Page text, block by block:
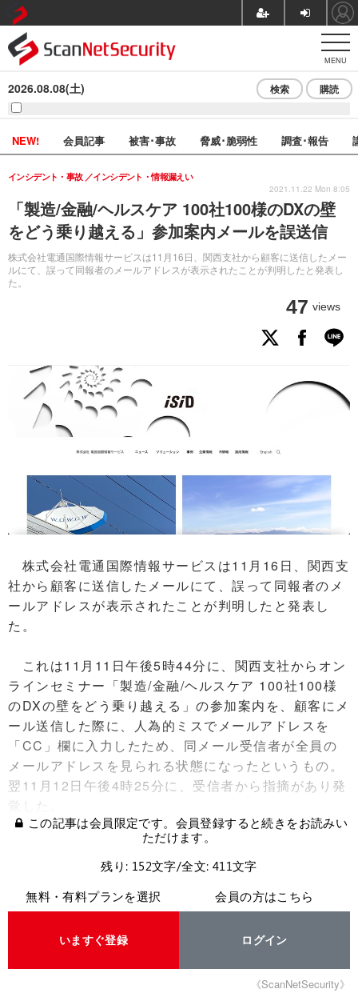
MENU
2026.08.08(土) 検索 購読
NEW! 会員記事 被害･事故 脅威･脆弱性 調査･報告
「製造/金融/ヘルスケア 100社100様のDXの壁
をどう乗り越える」参加案内メールを誤送信
株式会社電通国際情報サービスは11月16日、関西支社から顧客に送信したメー
ルにて、誤って同報者のメールアドレスが表示されたことが判明したと発表し
た。
インシデント・事故 インシデント・情報漏えい
47 views
2021.11.22 Mon 8:05
株式会社電通国際情報サービスは11月16日、関西支
社から顧客に送信したメールにて、誤って同報者のメ
ールアドレスが表示されたことが判明したと発表し
た。
これは11月11日午後5時44分に、関西支社からオン
ラインセミナー「製造/金融/ヘルスケア 100社100様
のDXの壁をどう乗り越える」の参加案内を、顧客にメ
ール送信した際に、人為的ミスでメールアドレスを
「CC」欄に入力したため、同メール受信者が全員の
メールアドレスを見られる状態になったというもの。
翌11月12日午後4時25分に、受信者から指摘があり発
覚した。
この記事は会員限定です。会員登録すると続きをお読みい
ただけます。
残り: 152文字/全文: 411文字
無料・有料プランを選択
いますぐ登録
会員の方はこちら
ログイン
《ScanNetSecurity》